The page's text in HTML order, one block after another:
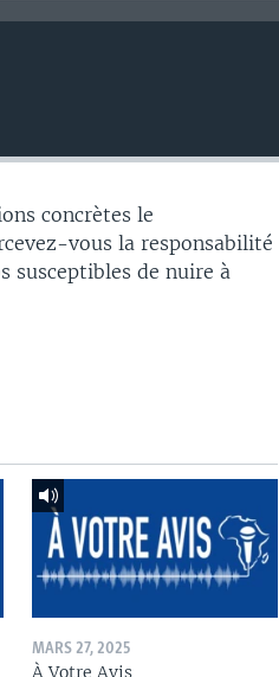
concrètes le
vous la responsabilité
susceptibles de nuire à
MARS 27, 2025
À Votre Avis